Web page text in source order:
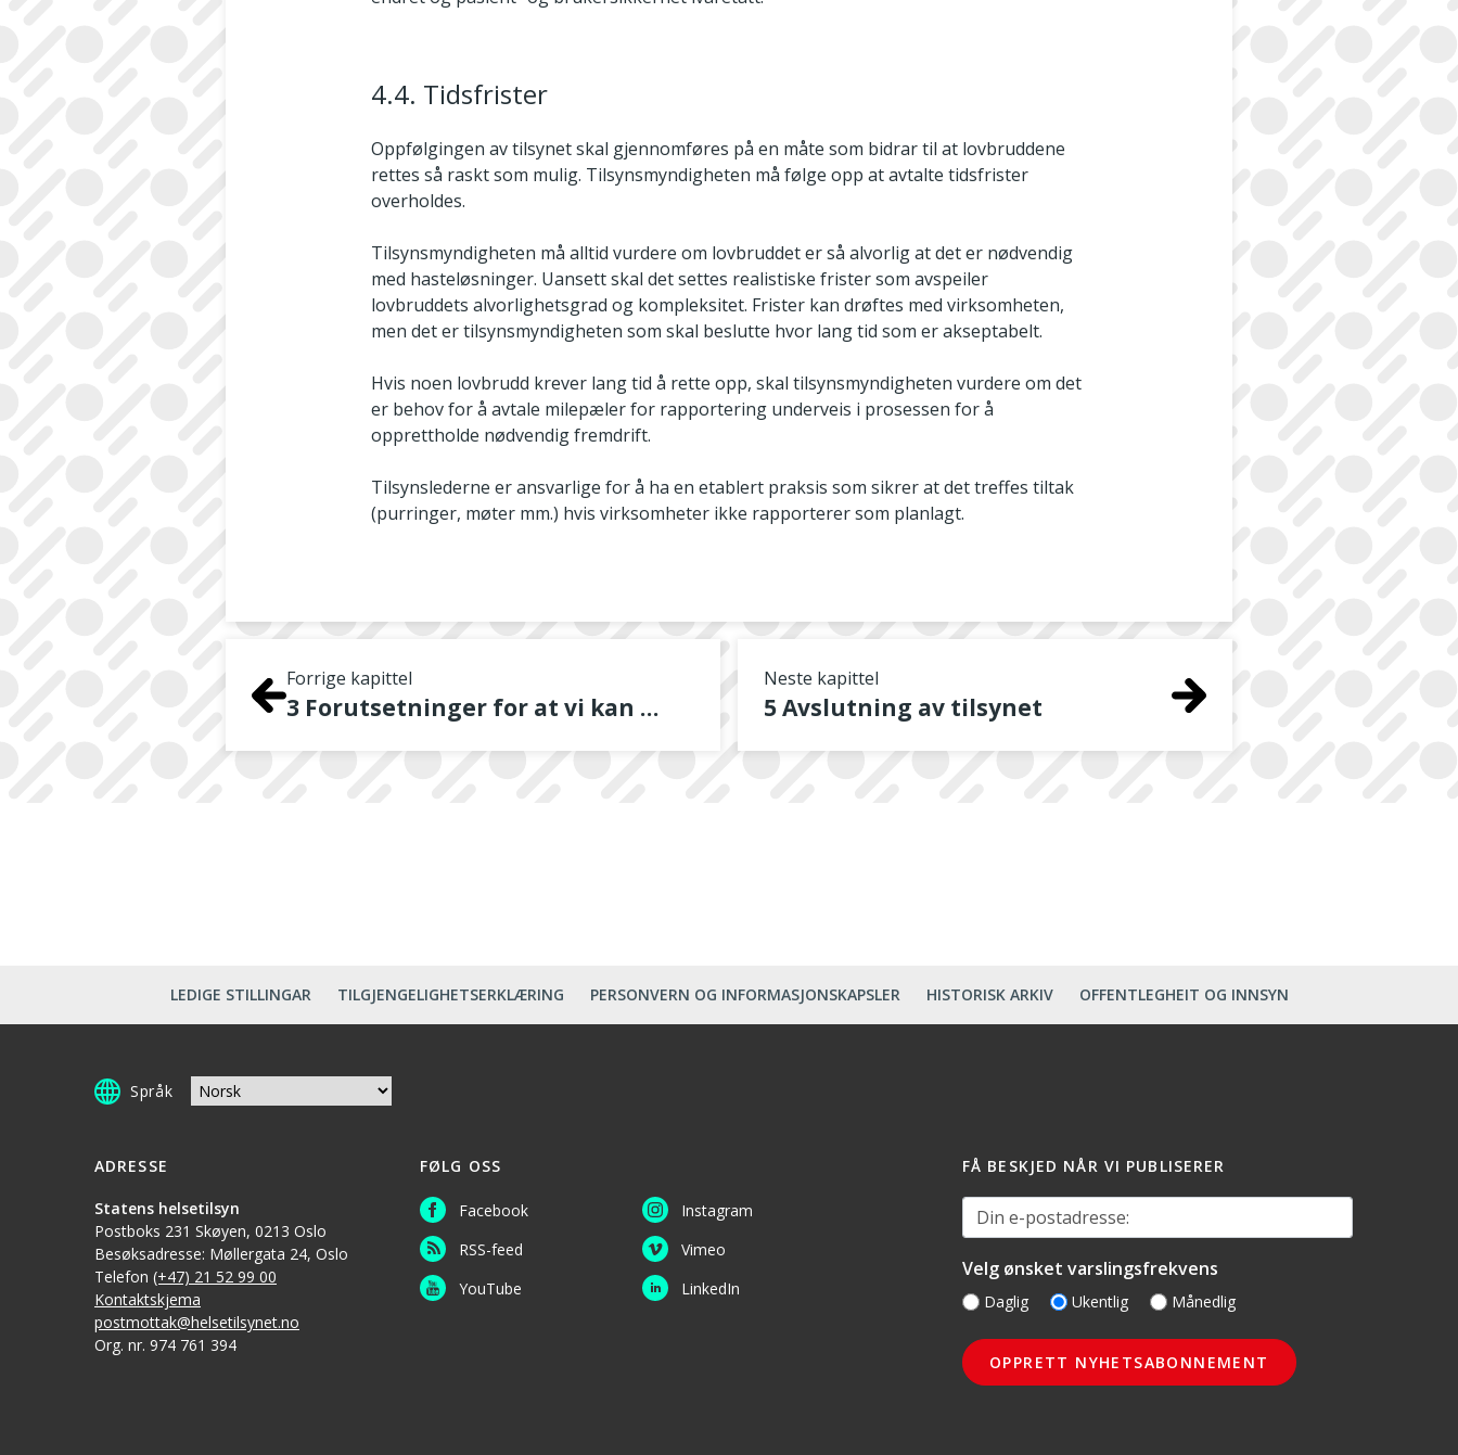
4.4. Tidsfrister
Oppfølgingen av tilsynet skal gjennomføres på en måte som bidrar til at lovbruddene
rettes så raskt som mulig. Tilsynsmyndigheten må følge opp at avtalte tidsfrister
overholdes.
Tilsynsmyndigheten må alltid vurdere om lovbruddet er så alvorlig at det er nødvendig
med hasteløsninger. Uansett skal det settes realistiske frister som avspeiler
lovbruddets alvorlighetsgrad og kompleksitet. Frister kan drøftes med virksomheten,
men det er tilsynsmyndigheten som skal beslutte hvor lang tid som er akseptabelt.
Hvis noen lovbrudd krever lang tid å rette opp, skal tilsynsmyndigheten vurdere om det
er behov for å avtale milepæler for rapportering underveis i prosessen for å
opprettholde nødvendig fremdrift.
Tilsynslederne er ansvarlige for å ha en etablert praksis som sikrer at det treffes tiltak
(purringer, møter mm.) hvis virksomheter ikke rapporterer som planlagt.
Forrige kapittel
3 Forutsetninger for at vi kan leve opp til samfunnets forventninger om virkningsfullt tilsyn
Neste kapittel
5 Avslutning av tilsynet
LEDIGE STILLINGAR TILGJENGELIGHETSERKLÆRING PERSONVERN OG INFORMASJONSKAPSLER HISTORISK ARKIV OFFENTLEGHEIT OG INNSYN
Språk
ADRESSE
Statens helsetilsyn
Postboks 231 Skøyen, 0213 Oslo
Besøksadresse: Møllergata 24, Oslo
Telefon (+47) 21 52 99 00
Kontaktskjema
postmottak@helsetilsynet.no
Org. nr. 974 761 394
FØLG OSS
Facebook
RSS-feed
YouTube
Instagram
Vimeo
LinkedIn
FÅ BESKJED NÅR VI PUBLISERER
Din e-postadresse:
Velg ønsket varslingsfrekvens
Daglig Ukentlig Månedlig